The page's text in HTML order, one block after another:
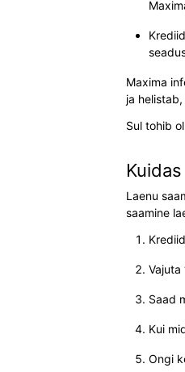
Maxima
ja
Sul tohib
Laenu
saamine
Vajuta
Saad
Kui
Ongi